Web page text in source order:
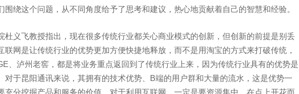
围绕这个问题，从不同角度给予了思考和建议，热心地贡献着自己的智慧和经验。
义飞教授指出，现在很多传统行业都关心商业模式的创新，但创新的前提是别丢
联网是让传统行业的优势更加方便快捷地释放，而不是用淘宝的方式来打破传统，
、泸州老窖，都是将业务重点返回到了传统行业上来，因为传统行业具有的优势是
对于昆阳通讯来说，其拥有的技术优势、B端的用户群和大量的流水，这是优势一
充分挖掘产品和服务的价值。对于利用互联网，一定是要资源集中，在点上开花而